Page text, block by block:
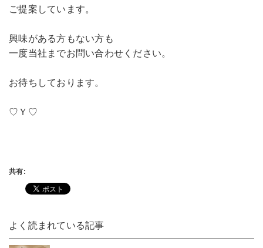
ご提案しています。
興味がある方もない方も
一度当社までお問い合わせください。
お待ちしております。
♡Ｙ♡
共有:
よく読まれている記事